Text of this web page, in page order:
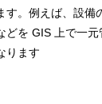
す。例えば、設備
どを GIS 上で一
ります